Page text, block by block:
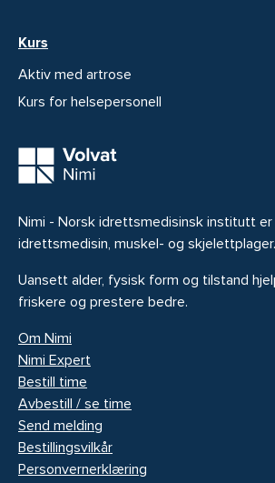
Nimi - Norsk idrettsmedisinsk institutt er
idrettsmedisin, muskel- og skjelettplager.
Uansett alder, fysisk form og tilstand
friskere og prestere bedre.
Om Nimi
Nimi Expert
Bestill time
Avbestill / se time
Send melding
Bestillingsvilkår
Personvernerklæring
Kurs
Aktiv med artrose
Kurs for helsepersonell